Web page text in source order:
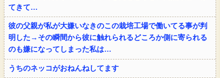
てきて…
彼の父親が私が大嫌いなきのこの栽培工場で働いてる事が判
明した→その瞬間から彼に触れられるどころか側に寄られる
のも嫌になってしまった私は…
うちのネッコがおねんねしてます